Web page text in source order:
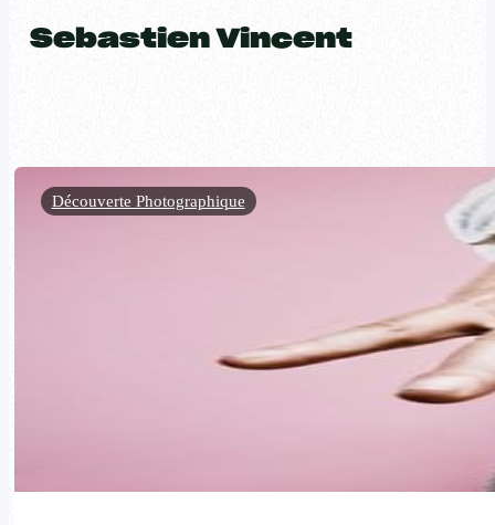
Sebastien Vincent
Découverte Photographique